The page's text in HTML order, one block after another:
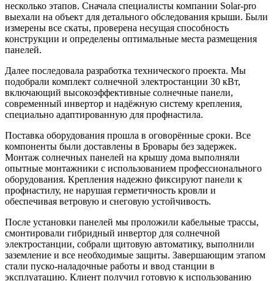
несколько этапов. Сначала специалисты компании Solar-pro
выехали на объект для детального обследования крыши. Были
измерены все скаты, проверена несущая способность
конструкции и определены оптимальные места размещения
панелей.
Далее последовала разработка технического проекта. Мы
подобрали комплект солнечной электростанции 30 кВт,
включающий высокоэффективные солнечные панели,
современный инвертор и надёжную систему крепления,
специально адаптированную для профнастила.
Поставка оборудования прошла в оговорённые сроки. Все
компоненты были доставлены в Бровары без задержек.
Монтаж солнечных панелей на крышу дома выполняли
опытные монтажники с использованием профессионального
оборудования. Крепления надежно фиксируют панели к
профнастилу, не нарушая герметичность кровли и
обеспечивая ветровую и снеговую устойчивость.
После установки панелей мы проложили кабельные трассы,
смонтировали гибридный инвертор для солнечной
электростанции, собрали щитовую автоматику, выполнили
заземление и все необходимые защиты. Завершающим этапом
стали пуско-наладочные работы и ввод станции в
эксплуатацию. Клиент получил готовую к использованию